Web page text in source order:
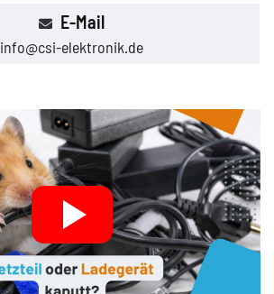
E-Mail
info@csi-elektronik.de